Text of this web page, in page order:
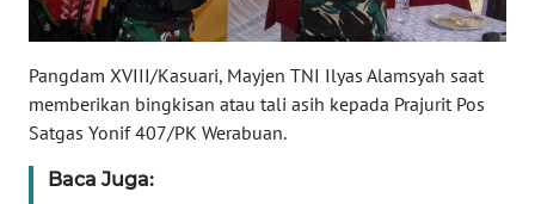
Pangdam XVIII/Kasuari, Mayjen TNI Ilyas Alamsyah saat
memberikan bingkisan atau tali asih kepada Prajurit Pos
Satgas Yonif 407/PK Werabuan.
Baca Juga:
WN
SERAMBI
WN
JAMBI
WN